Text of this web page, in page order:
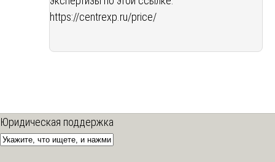
https://centrexp.ru/price/
Юридическая поддержка